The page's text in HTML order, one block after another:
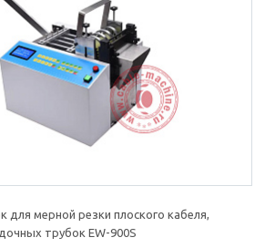
для мерной резки плоского кабеля,
трубок EW-900S